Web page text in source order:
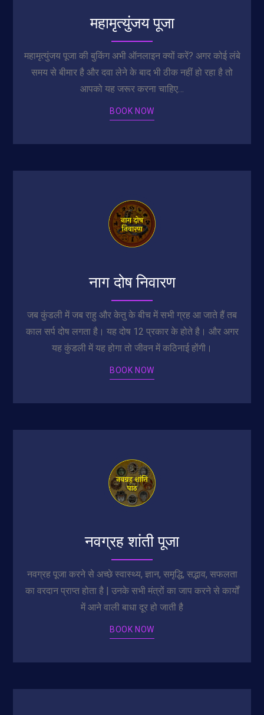
महामृत्युंजय पूजा
महामृत्युंजय पूजा की बुकिंग अभी ऑनलाइन क्यों करें? अगर कोई लंबे
समय से बीमार है और दवा लेने के बाद भी ठीक नहीं हो रहा है तो
आपको यह जरूर करना चाहिए…
BOOK NOW
नाग दोष निवारण
जब कुंडली में जब राहु और केतु के बीच में सभी ग्रह आ जाते हैं तब
काल सर्प दोष लगता है। यह दोष 12 प्रकार के होते है। और अगर
यह कुंडली में यह होगा तो जीवन में कठिनाई होंगी।
BOOK NOW
नवग्रह शांती पूजा
नवग्रह पूजा करने से अच्छे स्वास्थ्य, ज्ञान, समृद्धि, सद्भाव, सफलता
का वरदान प्राप्त होता है | उनके सभी मंत्रों का जाप करने से कार्यों
में आने वाली बाधा दूर हो जाती है
BOOK NOW